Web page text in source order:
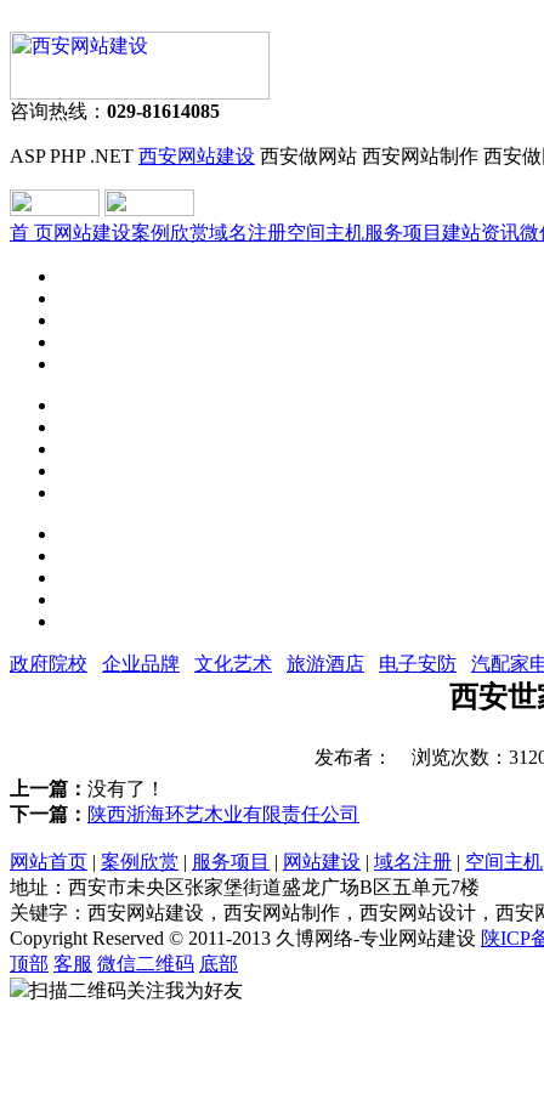
咨询热线： 029-81614085
ASP PHP .NET 西安网站建设 西安做网站 西安网站制作 西安
首 页网站建设案例欣赏域名注册空间主机服务项目 建站资讯微
政府院校 企业品牌 文化艺术 旅游酒店 电子安防 汽配家
西安世
发布者： 浏览次数：
上一篇： 没有了！
下一篇： 陕西浙海环艺木业有限责任公司
网站首页 | 案例欣赏 | 服务项目 | 网站建设 | 域名注册 | 空间主机
地址：西安市未央区张家堡街道盛龙广场B区五单元7楼
关键字：西安网站建设，西安网站制作，西安网站设计，西安
Copyright Reserved © 2011-2013 久博网络-专业网站建设 陕ICP
顶部 客服 微信二维码 底部
扫描二维码关注我为好友